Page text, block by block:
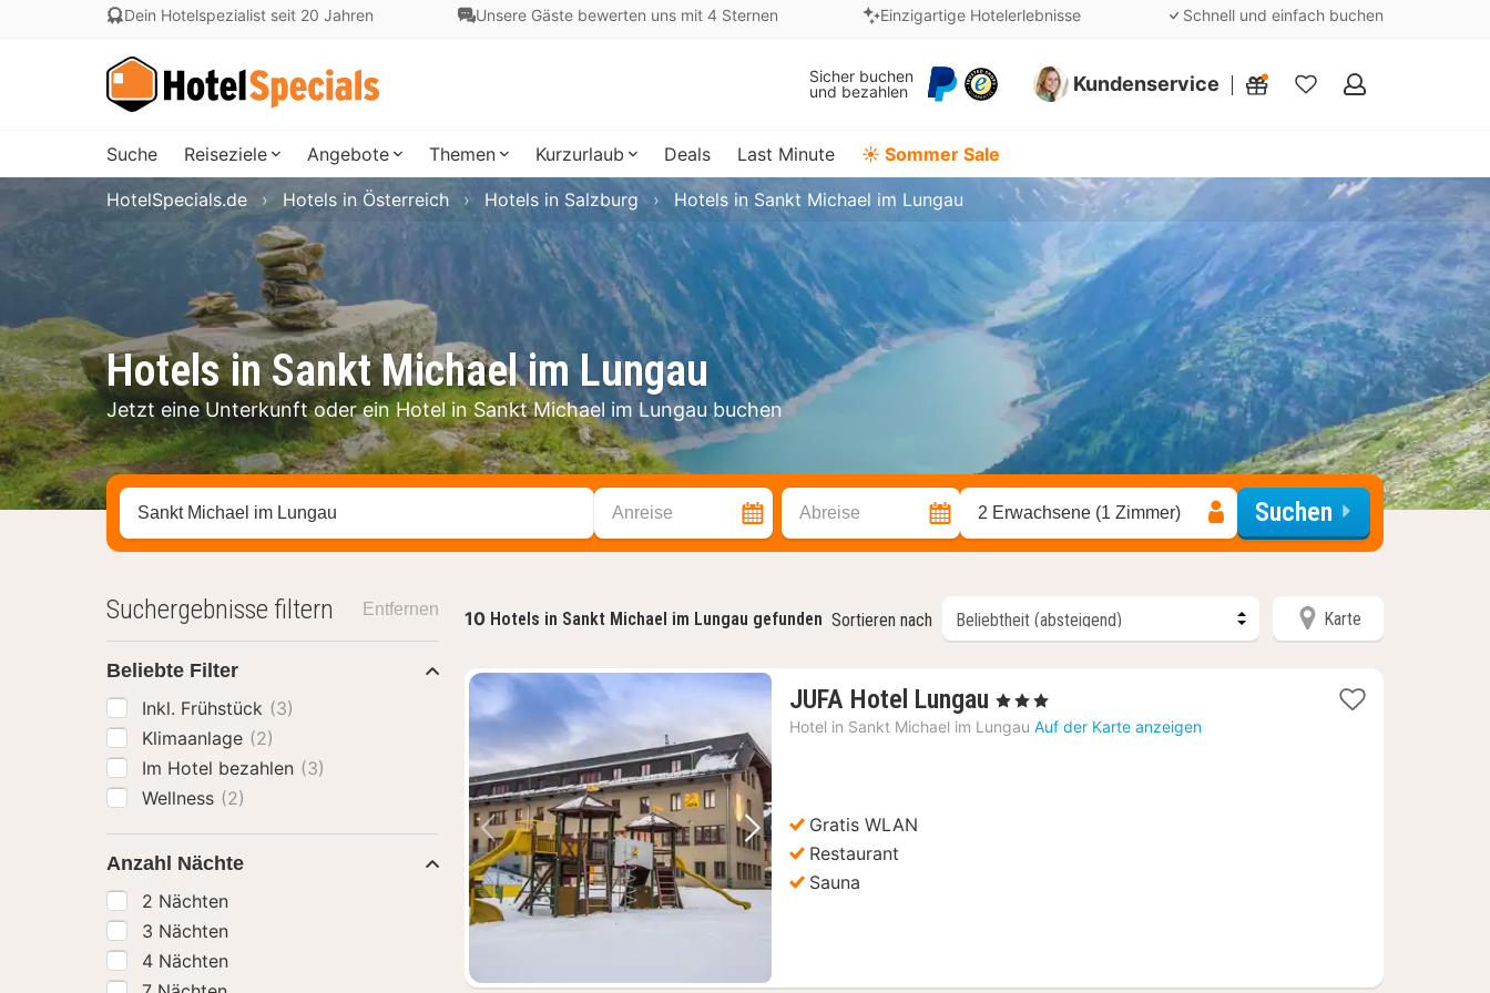
Dein Hotelspezialist seit 20 Jahren Unsere Gäste bewerten uns mit 4 Sternen Einzigartige Hotelerlebnisse Schnell und einfach buchen
Sicher buchen
und bezahlen
Kundenservice
Meine
Suche Reiseziele Angebote Themen Kurzurlaub Deals Last Minute ☀️ Sommer Sale
Hotels in Sankt Michael im Lungau
Jetzt eine Unterkunft oder ein Hotel in Sankt Michael im Lungau buchen
HotelSpecials.de Hotels in Österreich Hotels in Salzburg Hotels in Sankt Michael im Lungau
Stadt, Region oder Hotel suchen Anreise Abreise 2 Erwachsene (1 Zimmer) Suchen
10 Hotels in Sankt Michael im Lungau gefunden Sortieren nach Karte
Vorheriges Bild Nächstes Bild
JUFA Hotel Lungau 1
Nacht
, 3 Sterne
Hotel in Sankt Michael im Lungau Auf der Karte anzeigen
Gratis WLAN
Restaurant
Sauna
Suchergebnisse filtern Entfernen
Beliebte Filter
Inkl. Frühstück (3)
Klimaanlage (2)
Im Hotel bezahlen (3)
Wellness (2)
Anzahl Nächte
2 Nächten
3 Nächten
4 Nächten